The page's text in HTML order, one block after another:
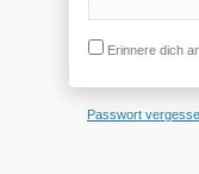
Erinnere dich
Passwort